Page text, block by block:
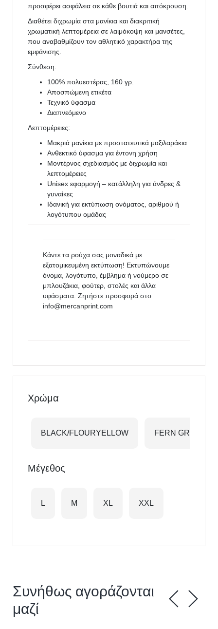
προσφέρει ασφάλεια σε κάθε βουτιά και απόκρουση.
Διαθέτει διχρωμία στα μανίκια και διακριτική
χρωματική λεπτομέρεια σε λαιμόκοψη και μανσέτες,
που αναβαθμίζουν τον αθλητικό χαρακτήρα της
εμφάνισης.
Σύνθεση:
100% πολυεστέρας, 160 γρ.
Αποσπώμενη ετικέτα
Τεχνικό ύφασμα
Διαπνεόμενο
Λεπτομέρειες:
Μακριά μανίκια με προστατευτικά μαξιλαράκια
Ανθεκτικό ύφασμα για έντονη χρήση
Μοντέρνος σχεδιασμός με διχρωμία και
λεπτομέρειες
Unisex εφαρμογή – κατάλληλη για άνδρες &
γυναίκες
Ιδανική για εκτύπωση ονόματος, αριθμού ή
λογότυπου ομάδας
Κάντε τα ρούχα σας μοναδικά με
εξατομικευμένη εκτύπωση! Εκτυπώνουμε
όνομα, λογότυπο, έμβλημα ή νούμερο σε
μπλουζάκια, φούτερ, στολές και άλλα
υφάσματα. Ζητήστε προσφορά στο
info@mercanprint.com
Χρώμα
BLACK/FLOURYELLOW FERN GREEN/
Μέγεθος
L M XL XXL
Συνήθως αγοράζονται
μαζί